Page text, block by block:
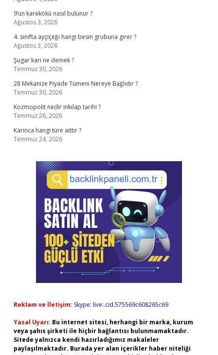
9’un karekökü nasıl bulunur ?
Ağustos 3, 2026
4. sınıfta ayçiçeği hangi besin grubuna girer ?
Ağustos 3, 2026
Şugar karı ne demek ?
Temmuz 30, 2026
28 Mekanize Piyade Tümeni Nereye Bağlıdır ?
Temmuz 30, 2026
Kozmopolit nedir inkılap tarihi ?
Temmuz 26, 2026
Karınca hangi türe aittir ?
Temmuz 24, 2026
Reklam ve İletişim: Skype: live:.cid.575569c608265c69
Yasal Uyarı: Bu internet sitesi, herhangi bir marka, kurum
veya şahıs şirketi ile hiçbir bağlantısı bulunmamaktadır.
Sitede yalnızca kendi hazırladığımız makaleler
paylaşılmaktadır. Burada yer alan içerikler haber niteliği